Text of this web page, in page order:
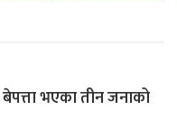
भएका तीन जनाको